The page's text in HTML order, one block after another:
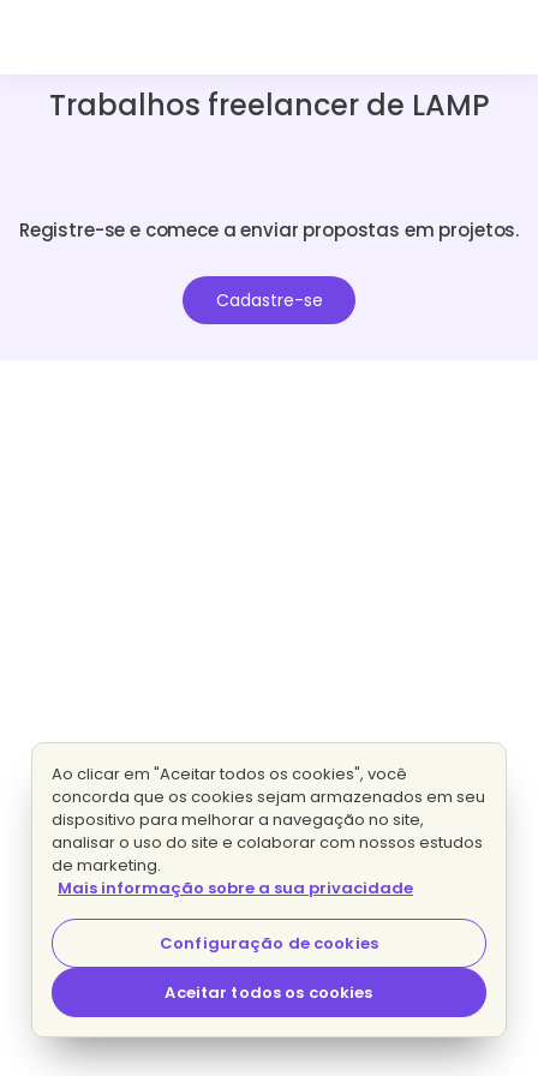
Trabalhos freelancer de LAMP
Registre-se e comece a enviar propostas em projetos.
Cadastre-se
Ao clicar em "Aceitar todos os cookies", você
concorda que os cookies sejam armazenados em seu
dispositivo para melhorar a navegação no site,
analisar o uso do site e colaborar com nossos estudos
de marketing.
Mais informação sobre a sua privacidade
Configuração de cookies
Aceitar todos os cookies